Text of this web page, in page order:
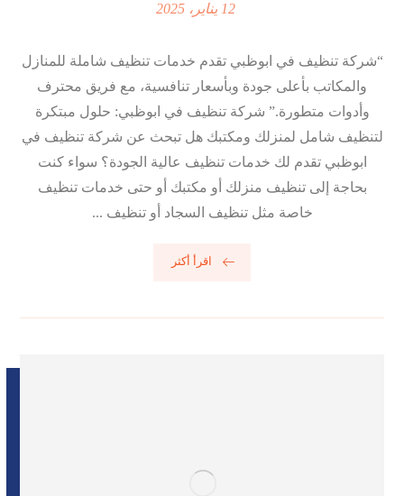
12 يناير، 2025
“شركة تنظيف في ابوظبي تقدم خدمات تنظيف شاملة للمنازل
والمكاتب بأعلى جودة وبأسعار تنافسية، مع فريق محترف
وأدوات متطورة.” شركة تنظيف في ابوظبي: حلول مبتكرة
لتنظيف شامل لمنزلك ومكتبك هل تبحث عن شركة تنظيف في
ابوظبي تقدم لك خدمات تنظيف عالية الجودة؟ سواء كنت
بحاجة إلى تنظيف منزلك أو مكتبك أو حتى خدمات تنظيف
خاصة مثل تنظيف السجاد أو تنظيف ...
اقرأ أكثر